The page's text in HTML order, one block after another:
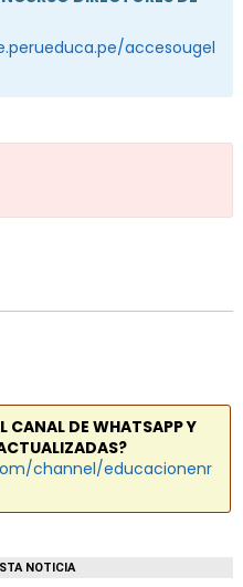
accesougel
CANAL DE WHATSAPP Y
channel/educacionenr
NOTICIA